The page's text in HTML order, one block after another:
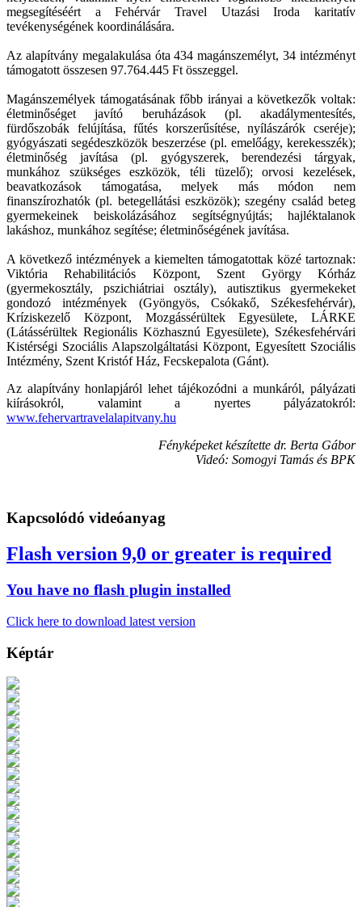
megsegítéséért a Fehérvár Travel Utazási Iroda karitatív
tevékenységének koordinálására.
Az alapítvány megalakulása óta 434 magánszemélyt, 34 intézményt
támogatott összesen 97.764.445 Ft összeggel.
Magánszemélyek támogatásának főbb irányai a következők voltak:
életminőséget javító beruházások (pl. akadálymentesítés,
fürdőszobák felújítása, fűtés korszerűsítése, nyílászárók cseréje);
gyógyászati segédeszközök beszerzése (pl. emelőágy, kerekesszék);
életminőség javítása (pl. gyógyszerek, berendezési tárgyak,
munkához szükséges eszközök, téli tüzelő); orvosi kezelések,
beavatkozások támogatása, melyek más módon nem
finanszírozhatók (pl. betegellátási eszközök); szegény család beteg
gyermekeinek beiskolázásához segítségnyújtás; hajléktalanok
lakáshoz, munkához segítése; életminőségének javítása.
A következő intézmények a kiemelten támogatottak közé tartoznak:
Viktória Rehabilitációs Központ, Szent György Kórház
(gyermekosztály, pszichiátriai osztály), autisztikus gyermekeket
gondozó intézmények (Gyöngyös, Csókakő, Székesfehérvár),
Kríziskezelő Központ, Mozgássérültek Egyesülete, LÁRKE
(Látássérültek Regionális Közhasznú Egyesülete), Székesfehérvári
Kistérségi Szociális Alapszolgáltatási Központ, Egyesített Szociális
Intézmény, Szent Kristóf Ház, Fecskepalota (Gánt).
Az alapítvány honlapjáról lehet tájékozódni a munkáról, pályázati
kiírásokról, valamint a nyertes pályázatokról:
www.fehervartravelalapitvany.hu
Fényképeket készítette dr. Berta Gábor
Videó: Somogyi Tamás és BPK
Kapcsolódó videóanyag
Flash version 9,0 or greater is required
You have no flash plugin installed
Click here to download latest version
Képtár